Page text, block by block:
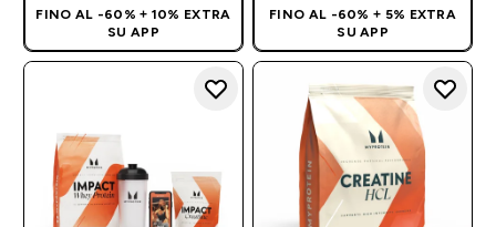
FINO AL -60% + 10% EXTRA
SU APP
FINO AL -60% + 5% EXTRA
SU APP